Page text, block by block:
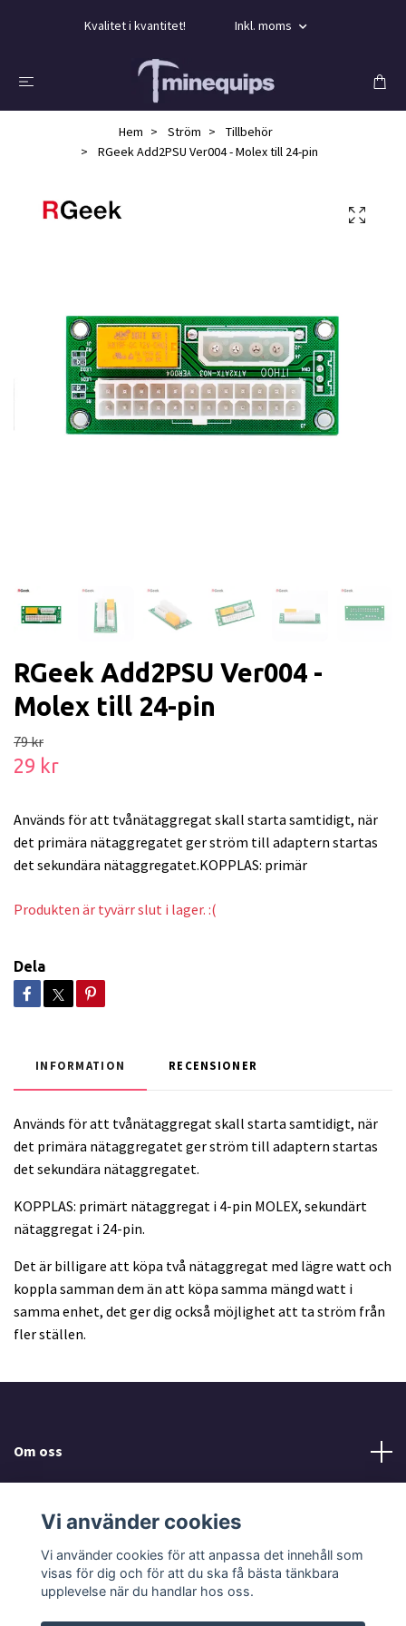
Kvalitet i kvantitet! Inkl. moms
Hem Ström
Tillbehör
RGeek Add2PSU Ver004 - Molex till 24-pin
RGeek Add2PSU Ver004 -
Molex till 24-pin
79 kr
29 kr
Används för att tvånätaggregat skall starta samtidigt, när
det primära nätaggregatet ger ström till adaptern startas
det sekundära nätaggregatet.KOPPLAS: primär
Produkten är tyvärr slut i lager. :(
Dela
INFORMATION RECENSIONER
Används för att tvånätaggregat skall starta samtidigt, när
det primära nätaggregatet ger ström till adaptern startas
det sekundära nätaggregatet.
KOPPLAS: primärt nätaggregat i 4-pin MOLEX, sekundärt
nätaggregat i 24-pin.
Det är billigare att köpa två nätaggregat med lägre watt och
koppla samman dem än att köpa samma mängd watt i
samma enhet, det ger dig också möjlighet att ta ström från
fler ställen.
Om oss
Sociala medier
Vi använder cookies
Vi använder cookies för att anpassa det innehåll som
visas för dig och för att du ska få bästa tänkbara
upplevelse när du handlar hos oss.